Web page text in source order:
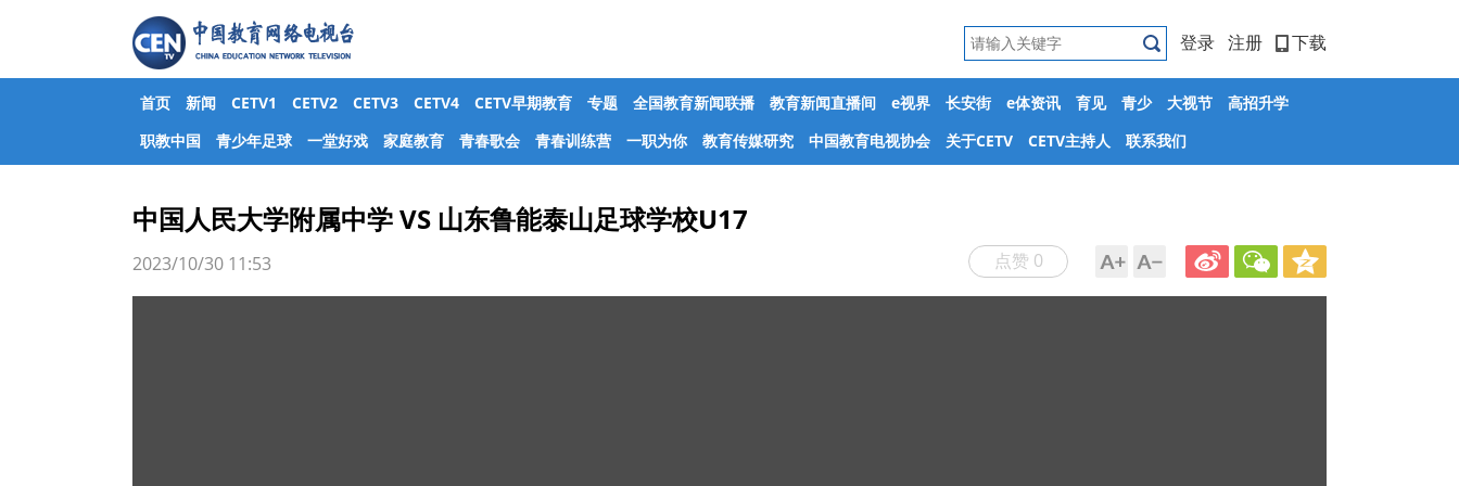
登录 注册 下载
首页 新闻 CETV1 CETV2 CETV3 CETV4 CETV早期教育 专题 全国教育新闻联播 教育新闻直播间 e视界 长安街 e体资讯 育见 青少 大视节
高招升学
职教中国
青少年足球 一堂好戏 家庭教育 青春歌会 青春训练营 一职为你 教育传媒研究 中国教育电视协会 关于CETV CETV主持人 联系我们
中国人民大学附属中学 VS 山东鲁能泰山足球学校U17
点赞 0
2023/10/30 11:53